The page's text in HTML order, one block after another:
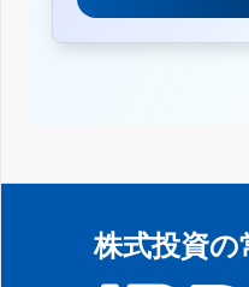
株式投資の